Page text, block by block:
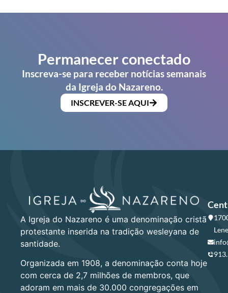
Permanecer conectado
Inscreva-se para receber notícias semanais
da Igreja do Nazareno.
INSCREVER-SE AQUI
A Igreja do Nazareno é uma denominação cristã
protestante inserida na tradição wesleyana de
santidade.
Organizada em 1908, a denominação conta hoje
com cerca de 2,7 milhões de membros, que
adoram em mais de 30.000 congregações em